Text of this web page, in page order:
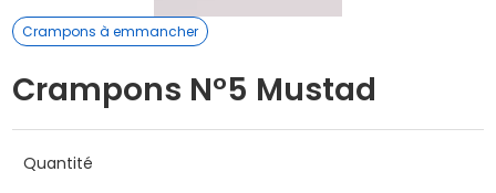
Crampons à emmancher
Crampons N°5 Mustad
Quantité